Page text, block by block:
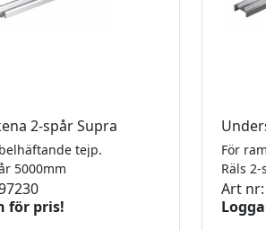
2-spår Supra
tejp.
5000mm
för pris!
För
Räls
Art nr: